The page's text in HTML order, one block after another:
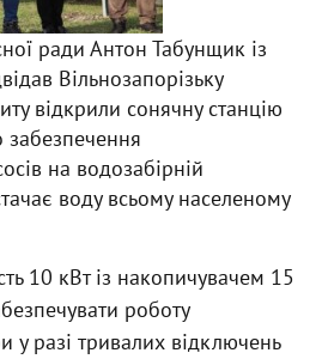
ради Антон Табунщик із
Вільнозапорізьку
відкрили сонячну станцію
забезпечення
на водозабірній
воду всьому населеному
10 кВт із накопичувачем 15
роботу
разі тривалих відключень